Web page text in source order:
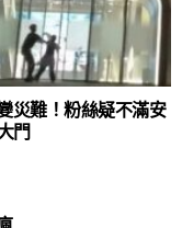
災難！粉絲疑不滿安
門